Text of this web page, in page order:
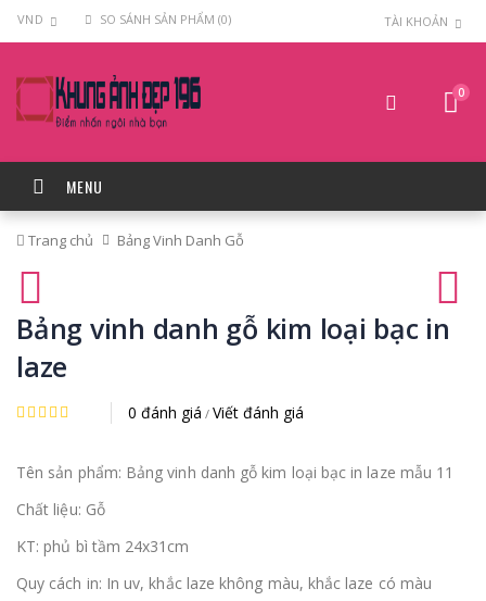
VND SO SÁNH SẢN PHẨM (0) TÀI KHOẢN
0
MENU
Trang chủ Bảng Vinh Danh Gỗ
Bảng vinh danh gỗ kim loại bạc in
laze
0 đánh giá / Viết đánh giá
Tên sản phẩm: Bảng vinh danh gỗ kim loại bạc in laze mẫu 11
Chất liệu: Gỗ
KT: phủ bì tầm 24x31cm
Quy cách in: In uv, khắc laze không màu, khắc laze có màu